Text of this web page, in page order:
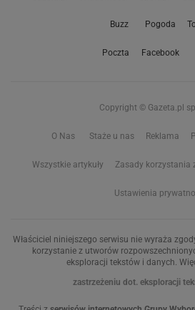
Buzz Pogoda
Poczta Facebook
Copyright © Gazeta.pl
O Nas Staże u nas Reklama
Wszystkie artykuły Zasady korzystania
Ustawienia
Właściciel niniejszego serwisu nie wyraża
korzystanie z utworów
eksploracji tekstów i danych.
zastrzeżeniu dot. eksploracji